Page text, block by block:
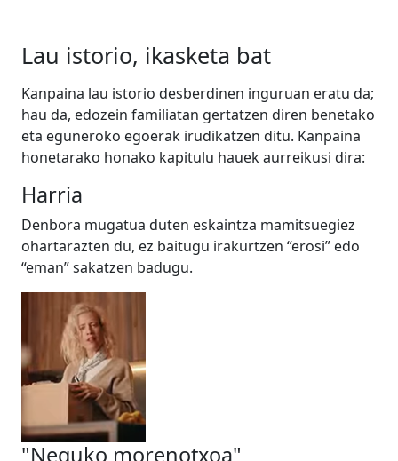
Lau istorio, ikasketa bat
Kanpaina lau istorio desberdinen inguruan eratu da;
hau da, edozein familiatan gertatzen diren benetako
eta eguneroko egoerak irudikatzen ditu. Kanpaina
honetarako honako kapitulu hauek aurreikusi dira:
Harria
Denbora mugatua duten eskaintza mamitsuegiez
ohartarazten du, ez baitugu irakurtzen “erosi” edo
“eman” sakatzen badugu.
"Neguko morenotxoa"